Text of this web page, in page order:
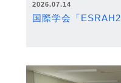
2026.07.14
国際学会「